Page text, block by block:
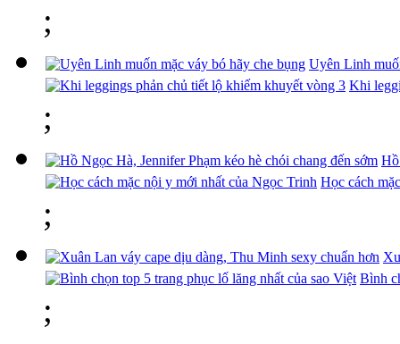
;
Uyên Linh
Khi
;
Học cách
;
Bình
;